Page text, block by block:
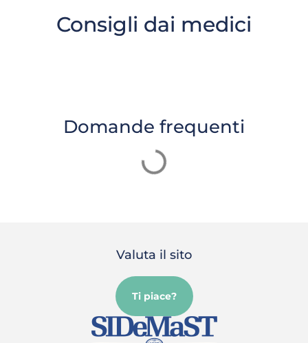
Consigli dai medici
Domande frequenti
Valuta il sito
Ti piace?